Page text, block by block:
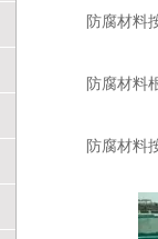
防腐材料按
防腐材料根
防腐材料按